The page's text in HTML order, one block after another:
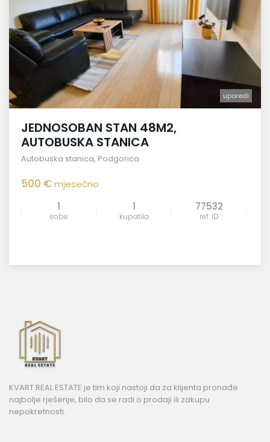
uporedi
JEDNOSOBAN STAN 48M2,
AUTOBUSKA STANICA
Autobuska stanica, Podgorica
500 €mjesečno
1
sobe
1
kupatila
77532
ref. ID
KVART REAL ESTATE je tim koji nastoji da za klijenta pronađe
najbolje rješenje, bilo da se radi o prodaji ili zakupu
nepokretnosti.